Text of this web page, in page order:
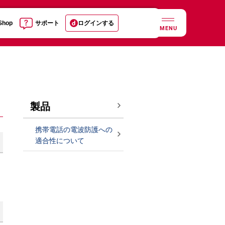
サポート ログインする
MENU
製品
携帯電話の電波防護への
適合性について